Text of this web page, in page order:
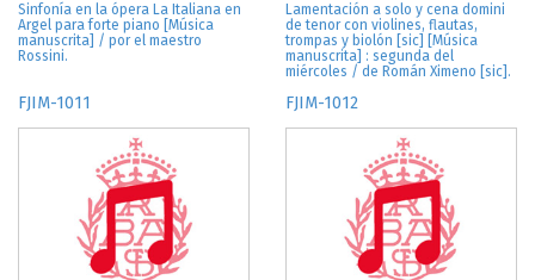
Sinfonía en la ópera La Italiana en
Argel para forte piano [Música
manuscrita] / por el maestro
Rossini.
Lamentación a solo y cena domini
de tenor con violines, flautas,
trompas y biolón [sic] [Música
manuscrita] : segunda del
miércoles / de Román Ximeno [sic].
FJIM-1011 FJIM-1012